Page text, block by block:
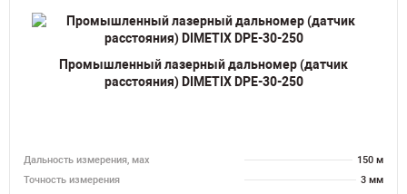
Промышленный лазерный дальномер (датчик
расстояния) DIMETIX DPE-30-250
Дальность измерения, мах
150 м
Точность измерения
3 мм